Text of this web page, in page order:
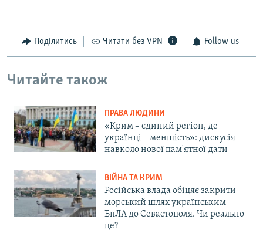
Поділитись Читати без VPN Follow us
Читайте також
ПРАВА ЛЮДИНИ
«Крим – єдиний регіон, де
українці – меншість»: дискусія
навколо нової пам'ятної дати
ВІЙНА ТА КРИМ
Російська влада обіцяє закрити
морський шлях українським
БпЛА до Севастополя. Чи реально
це?